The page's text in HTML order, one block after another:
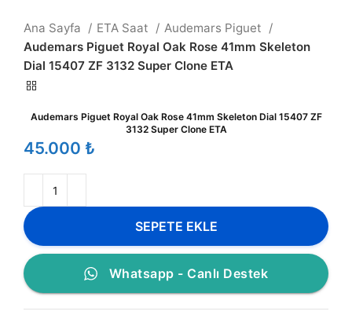
Ana Sayfa ETA Saat
Audemars Piguet
Audemars Piguet Royal Oak Rose 41mm Skeleton
Dial 15407 ZF 3132 Super Clone ETA
Audemars Piguet Royal Oak Rose 41mm Skeleton Dial 15407 ZF
3132 Super Clone ETA
₺
SEPETE EKLE
Whatsapp - Canlı Destek